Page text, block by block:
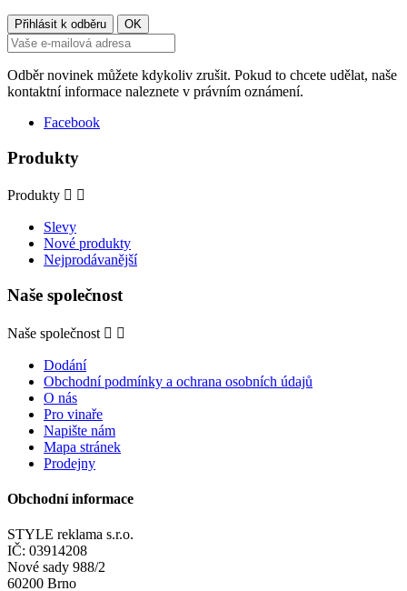
Odběr novinek můžete kdykoliv zrušit. Pokud to chcete udělat, naše
kontaktní informace naleznete v právním oznámení.
Facebook
Produkty
Produkty  
Slevy
Nové produkty
Nejprodávanější
Naše společnost
Naše společnost  
Dodání
Obchodní podmínky a ochrana osobních údajů
O nás
Pro vinaře
Napište nám
Mapa stránek
Prodejny
Obchodní informace
STYLE reklama s.r.o.
IČ: 03914208
Nové sady 988/2
60200 Brno